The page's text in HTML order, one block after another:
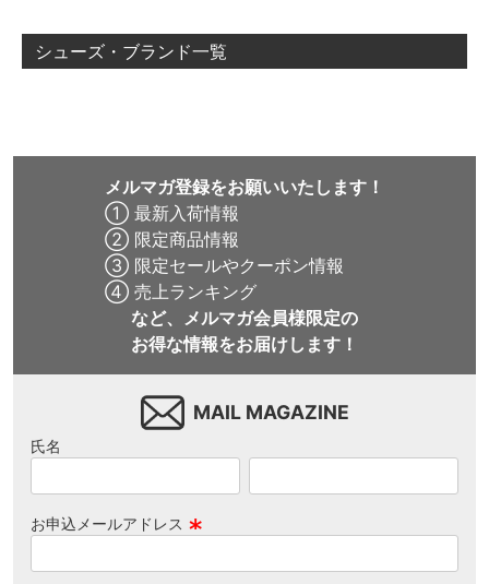
シューズ・ブランド一覧
メルマガ登録をお願いいたします！
① 最新入荷情報
② 限定商品情報
③ 限定セールやクーポン情報
④ 売上ランキング
など、メルマガ会員様限定の
お得な情報をお届けします！
MAIL MAGAZINE
氏名
お申込メールアドレス